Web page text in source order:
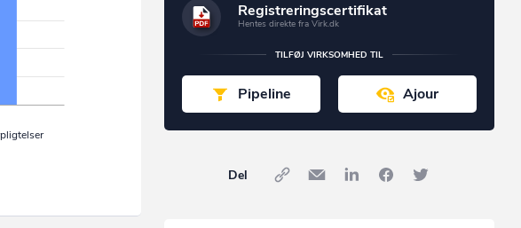
Registreringscertifikat
Hentes direkte fra Virk.dk
TILFØJ VIRKSOMHED TIL
Pipeline Ajour
Del